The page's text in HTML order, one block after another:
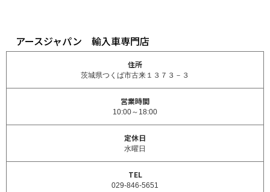
アースジャパン 輸入車専門店
住所
茨城県つくば市古来１３７３－３
営業時間
10:00～18:00
定休日
水曜日
TEL
029-846-5651